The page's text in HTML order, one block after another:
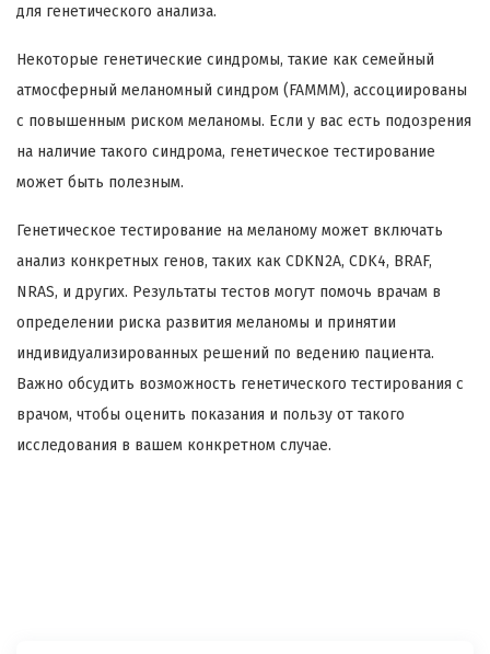
для генетического анализа.
Некоторые генетические синдромы, такие как семейный
атмосферный меланомный синдром (FAMMM), ассоциированы
с повышенным риском меланомы. Если у вас есть подозрения
на наличие такого синдрома, генетическое тестирование
может быть полезным.
Генетическое тестирование на меланому может включать
анализ конкретных генов, таких как CDKN2A, CDK4, BRAF,
NRAS, и других. Результаты тестов могут помочь врачам в
определении риска развития меланомы и принятии
индивидуализированных решений по ведению пациента.
Важно обсудить возможность генетического тестирования с
врачом, чтобы оценить показания и пользу от такого
исследования в вашем конкретном случае.